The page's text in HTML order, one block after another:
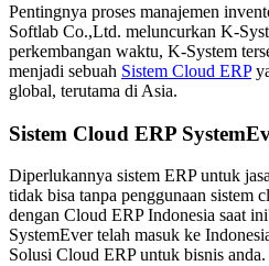
Pentingnya proses manajemen
Softlab Co.,Ltd. meluncurkan K-
perkembangan waktu, K-System
menjadi sebuah Sistem Cloud ERP
global, terutama di Asia.
Sistem Cloud ERP
Diperlukannya sistem ERP untuk
tidak bisa tanpa penggunaan sistem
dengan Cloud ERP Indonesia saat
SystemEver telah masuk ke
Solusi Cloud ERP untuk bisnis anda.